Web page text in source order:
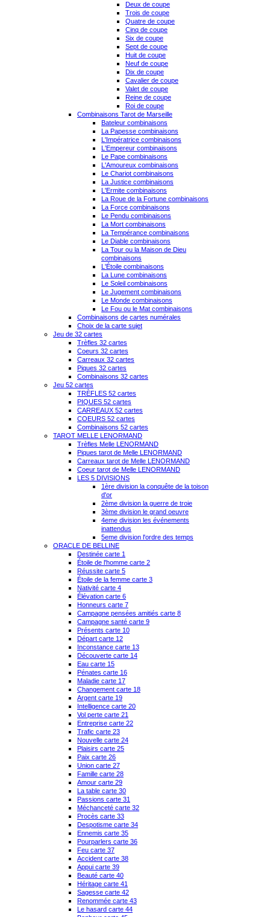
Deux de coupe
Trois de coupe
Quatre de coupe
Cinq de coupe
Six de coupe
Sept de coupe
Huit de coupe
Neuf de coupe
Dix de coupe
Cavalier de coupe
Valet de coupe
Reine de coupe
Roi de coupe
Combinaisons Tarot de Marseille
Bateleur combinaisons
La Papesse combinaisons
L'Impératrice combinaisons
L'Empereur combinaisons
Le Pape combinaisons
L'Amoureux combinaisons
Le Chariot combinaisons
La Justice combinaisons
L'Ermite combinaisons
La Roue de la Fortune combinaisons
La Force combinaisons
Le Pendu combinaisons
La Mort combinaisons
La Tempérance combinaisons
Le Diable combinaisons
La Tour ou la Maison de Dieu
combinaisons
L'Étoile combinaisons
La Lune combinaisons
Le Soleil combinaisons
Le Jugement combinaisons
Le Monde combinaisons
Le Fou ou le Mat combinaisons
Combinaisons de cartes numérales
Choix de la carte sujet
Jeu de 32 cartes
Trèfles 32 cartes
Coeurs 32 cartes
Carreaux 32 cartes
Piques 32 cartes
Combinaisons 32 cartes
Jeu 52 cartes
TRÈFLES 52 cartes
PIQUES 52 cartes
CARREAUX 52 cartes
COEURS 52 cartes
Combinaisons 52 cartes
TAROT MELLE LENORMAND
Trèfles Melle LENORMAND
Piques tarot de Melle LENORMAND
Carreaux tarot de Melle LENORMAND
Coeur tarot de Melle LENORMAND
LES 5 DIVISIONS
1ère division la conquête de la toison
d'or
2ème division la guerre de troie
3ème division le grand oeuvre
4eme division les événements
inattendus
5eme division l'ordre des temps
ORACLE DE BELLINE
Destinée carte 1
Étoile de l'homme carte 2
Réussite carte 5
Étoile de la femme carte 3
Nativité carte 4
Élévation carte 6
Honneurs carte 7
Campagne pensées amitiés carte 8
Campagne santé carte 9
Présents carte 10
Départ carte 12
Inconstance carte 13
Découverte carte 14
Eau carte 15
Pénates carte 16
Maladie carte 17
Changement carte 18
Argent carte 19
Intelligence carte 20
Vol perte carte 21
Entreprise carte 22
Trafic carte 23
Nouvelle carte 24
Plaisirs carte 25
Paix carte 26
Union carte 27
Famille carte 28
Amour carte 29
La table carte 30
Passions carte 31
Méchanceté carte 32
Procès carte 33
Despotisme carte 34
Ennemis carte 35
Pourparlers carte 36
Feu carte 37
Accident carte 38
Appui carte 39
Beauté carte 40
Héritage carte 41
Sagesse carte 42
Renommée carte 43
Le hasard carte 44